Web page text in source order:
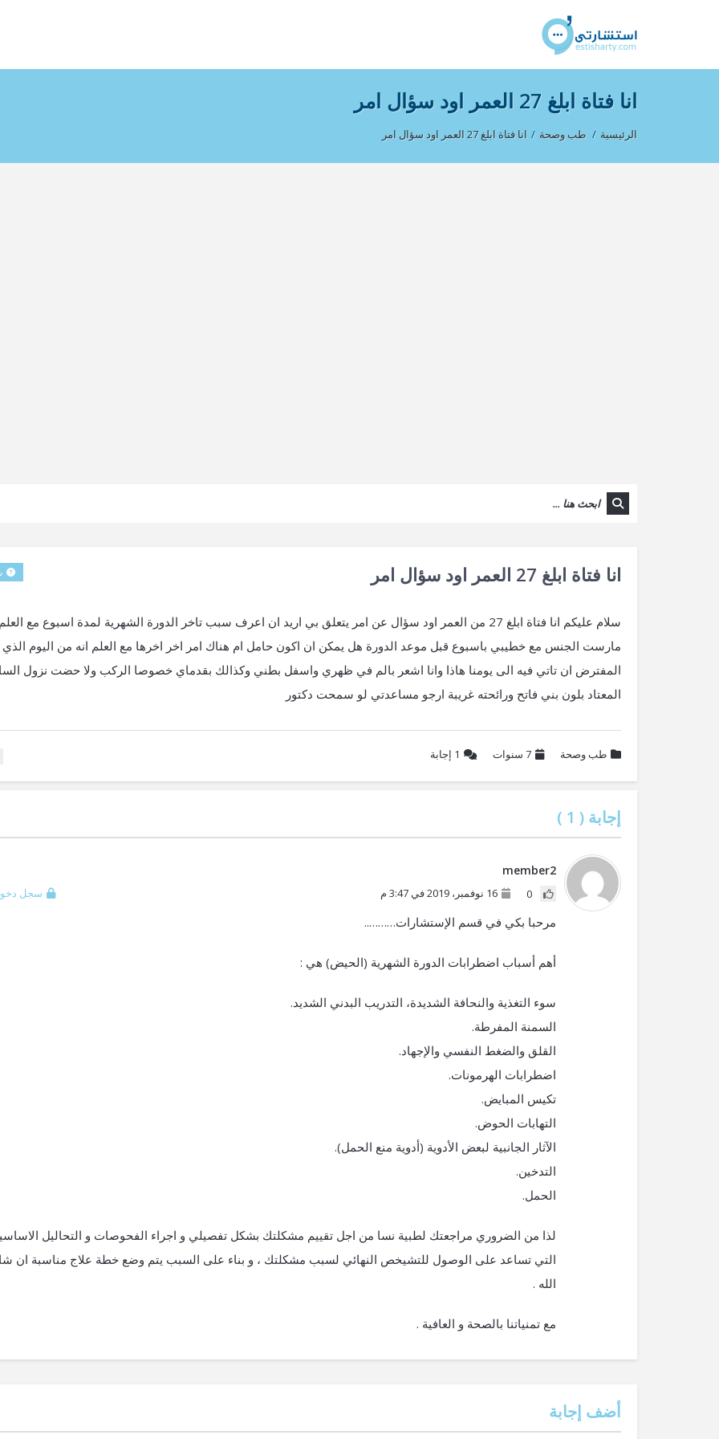
انا فتاة ابلغ 27 العمر اود سؤال امر
الرئيسية / طب وصحة / انا فتاة ابلغ 27 العمر اود سؤال امر
انا فتاة ابلغ 27 العمر اود سؤال امر
سلام عليكم انا فتاة ابلغ 27 من العمر اود سؤال عن امر يتعلق بي اريد ان اعرف سبب تاخر الدورة الشهرية لمدة اسبوع مع
مارست الجنس مع خطيبي باسبوع قبل موعد الدورة هل يمكن ان اكون حامل ام هناك امر اخر اخرها مع العلم انه من اليوم
المفترض ان تاتي فيه الى يومنا هاذا وانا اشعر بالم في ظهري واسفل بطني وكذالك بقدماي خصوصا الركب ولا حضت نزول
المعتاد بلون بني فاتح ورائحته غريبة ارجو مساعدتي لو سمحت دكتور
طب وصحة 7 سنوات 1 إجابة
إجابة ( 1
)
member2
0 16 نوفمبر، 2019 في 3:47 م سجل
مرحبا بكي في قسم الإستشارات………..
أهم أسباب اضطرابات الدورة الشهرية (الحيض) هي :
سوء التغذية والنحافة الشديدة، التدريب البدني الشديد.
السمنة المفرطة.
القلق والضغط النفسي والإجهاد.
اضطرابات الهرمونات.
تكيس المبايض.
التهابات الحوض.
الآثار الجانبية لبعض الأدوية (أدوية منع الحمل).
التدخين.
الحمل.
لذا من الضروري مراجعتك لطبية نسا من اجل تقييم مشكلتك بشكل تفصيلي و اجراء الفحوصات و التحاليل
التي تساعد على الوصول للتشيخص النهائي لسبب مشكلتك ، و بناء على السبب يتم وضع خطة علاج مناسبة ان
الله .
مع تمنياتنا بالصحة و العافية .
‫أضف إجابة